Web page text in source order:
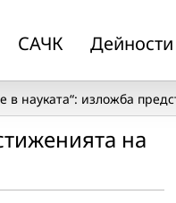
САЧК Дейности
в науката“: изложба
на